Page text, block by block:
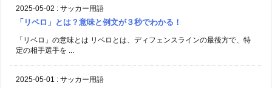
2025-05-02 : サッカー用語
「リベロ」とは？意味と例文が３秒でわかる！
「リベロ」の意味とは リベロとは、ディフェンスラインの最後方で、特
定の相手選手を ...
2025-05-01 : サッカー用語